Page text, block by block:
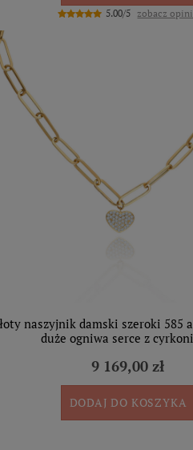
5.00/5 zobacz
naszyjnik damski szeroki 585
duże ogniwa serce z
9 169,00 zł
DODAJ DO KOSZYKA